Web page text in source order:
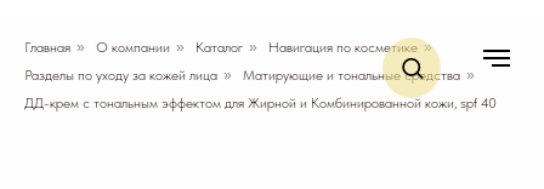
Главная » О компании » Каталог » Навигация по косметике »
Разделы по уходу за кожей лица » Матирующие и тональные средства »
ДД-крем с тональным эффектом для Жирной и Комбинированной кожи, spf 40